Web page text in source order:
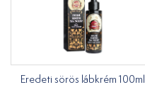
Eredeti sörös lábkrém 100ml